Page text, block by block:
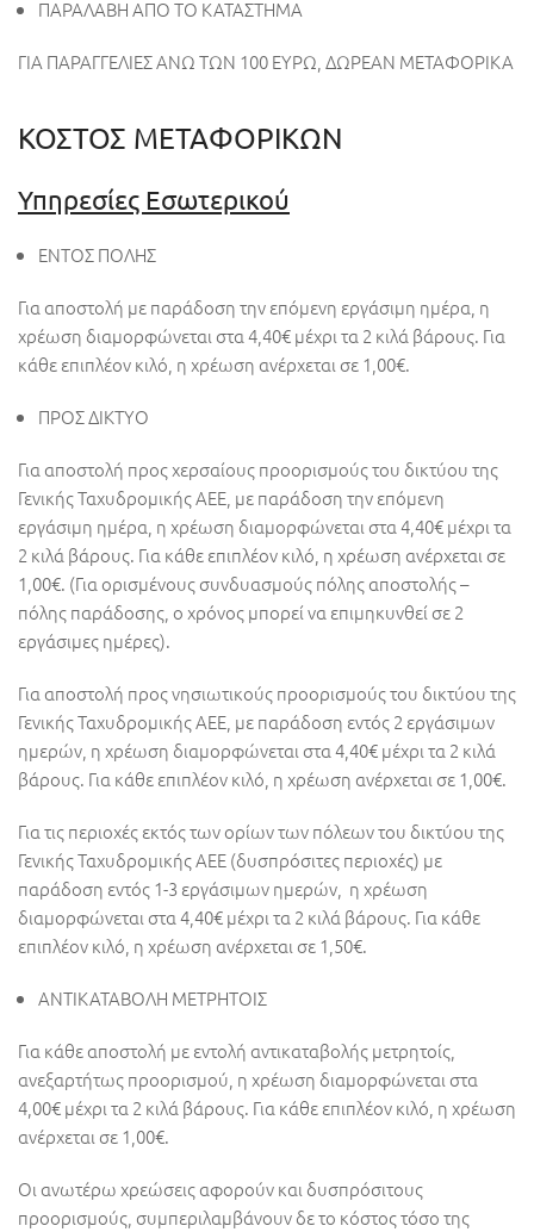
ΠΑΡΑΛΑΒΗ ΑΠΟ ΤΟ ΚΑΤΑΣΤΗΜΑ
ΓΙΑ ΠΑΡΑΓΓΕΛΙΕΣ ΑΝΩ ΤΩΝ 100 ΕΥΡΩ, ΔΩΡΕΑΝ ΜΕΤΑΦΟΡΙΚΑ
ΚΟΣΤΟΣ ΜΕΤΑΦΟΡΙΚΩΝ
Υπηρεσίες Εσωτερικού
ΕΝΤΟΣ ΠΟΛΗΣ
Για αποστολή με παράδοση την επόμενη εργάσιμη ημέρα, η
χρέωση διαμορφώνεται στα 4,40€ μέχρι τα 2 κιλά βάρους. Για
κάθε επιπλέον κιλό, η χρέωση ανέρχεται σε 1,00€.
ΠΡΟΣ ΔΙΚΤΥΟ
Για αποστολή προς χερσαίους προορισμούς του δικτύου της
Γενικής Ταχυδρομικής ΑΕΕ, με παράδοση την επόμενη
εργάσιμη ημέρα, η χρέωση διαμορφώνεται στα 4,40€ μέχρι τα
2 κιλά βάρους. Για κάθε επιπλέον κιλό, η χρέωση ανέρχεται σε
1,00€. (Για ορισμένους συνδυασμούς πόλης αποστολής –
πόλης παράδοσης, ο χρόνος μπορεί να επιμηκυνθεί σε 2
εργάσιμες ημέρες).
Για αποστολή προς νησιωτικούς προορισμούς του δικτύου της
Γενικής Ταχυδρομικής ΑΕΕ, με παράδοση εντός 2 εργάσιμων
ημερών, η χρέωση διαμορφώνεται στα 4,40€ μέχρι τα 2 κιλά
βάρους. Για κάθε επιπλέον κιλό, η χρέωση ανέρχεται σε 1,00€.
Για τις περιοχές εκτός των ορίων των πόλεων του δικτύου της
Γενικής Ταχυδρομικής ΑΕΕ (δυσπρόσιτες περιοχές) με
παράδοση εντός 1-3 εργάσιμων ημερών, η χρέωση
διαμορφώνεται στα 4,40€ μέχρι τα 2 κιλά βάρους. Για κάθε
επιπλέον κιλό, η χρέωση ανέρχεται σε 1,50€.
ΑΝΤΙΚΑΤΑΒΟΛΗ ΜΕΤΡΗΤΟΙΣ
Για κάθε αποστολή με εντολή αντικαταβολής μετρητοίς,
ανεξαρτήτως προορισμού, η χρέωση διαμορφώνεται στα
4,00€ μέχρι τα 2 κιλά βάρους. Για κάθε επιπλέον κιλό, η χρέωση
ανέρχεται σε 1,00€.
Οι ανωτέρω χρεώσεις αφορούν και δυσπρόσιτους
προορισμούς, συμπεριλαμβάνουν δε το κόστος τόσο της